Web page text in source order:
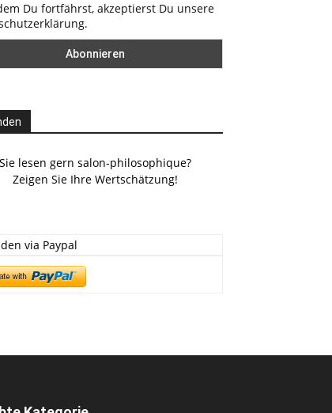
Du fortfährst, akzeptierst Du unsere
Sie lesen gern salon-philosophique?
Zeigen Sie Ihre Wertschätzung!
via Paypal